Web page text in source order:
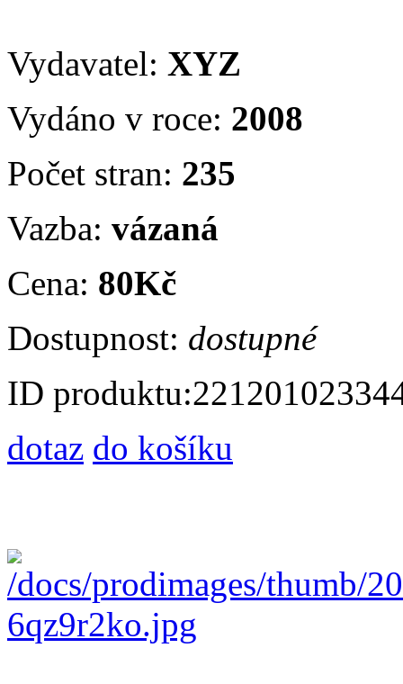
Vydavatel: XYZ
Vydáno v roce: 2008
Počet stran: 235
Vazba: vázaná
Cena: 80Kč
Dostupnost: dostupné
ID produktu:
dotaz do košíku